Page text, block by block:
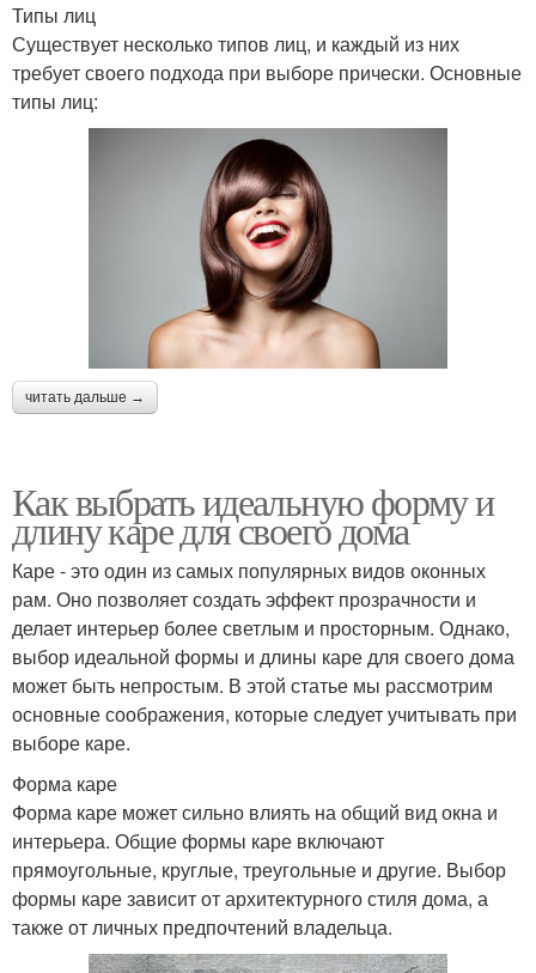
Типы лиц
Существует несколько типов лиц, и каждый из них
требует своего подхода при выборе прически. Основные
типы лиц:
читать дальше →
Как выбрать идеальную форму и
длину каре для своего дома
Каре - это один из самых популярных видов оконных
рам. Оно позволяет создать эффект прозрачности и
делает интерьер более светлым и просторным. Однако,
выбор идеальной формы и длины каре для своего дома
может быть непростым. В этой статье мы рассмотрим
основные соображения, которые следует учитывать при
выборе каре.
Форма каре
Форма каре может сильно влиять на общий вид окна и
интерьера. Общие формы каре включают
прямоугольные, круглые, треугольные и другие. Выбор
формы каре зависит от архитектурного стиля дома, а
также от личных предпочтений владельца.